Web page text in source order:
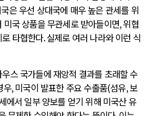
은 우선 상대국에 매우 높은 관세를 위
미국 상품을 무관세로 받아들이면,위협
타협한다.실제로 여러 나라와 이런 식
스 국가들에 재앙적 결과를 초래할 수
우,미국이 발표한 주요 수출품(섬유,보
에서 일부 양보를 얻기 위해 미국산 유